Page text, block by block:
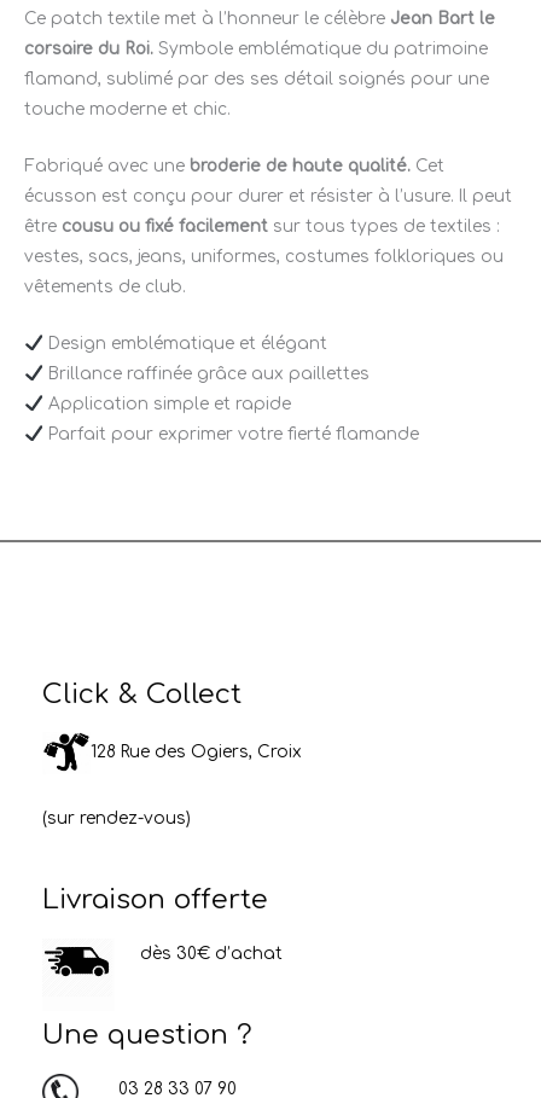
Ce patch textile met à l’honneur le célèbre Jean Bart le
corsaire du Roi. Symbole emblématique du patrimoine
flamand, sublimé par des ses détail soignés pour une
touche moderne et chic.
Fabriqué avec une broderie de haute qualité. Cet
écusson est conçu pour durer et résister à l’usure. Il peut
être cousu ou fixé facilement sur tous types de textiles :
vestes, sacs, jeans, uniformes, costumes folkloriques ou
vêtements de club.
Design emblématique et élégant
Brillance raffinée grâce aux paillettes
Application simple et rapide
Parfait pour exprimer votre fierté flamande
Click & Collect
128 Rue des Ogiers, Croix
(sur rendez-vous)
Livraison offerte
dès 30€ d’achat
Une question ?
03 28 33 07 90